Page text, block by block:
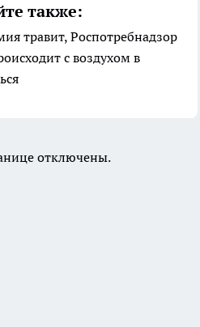
также:
травит, Роспотребнадзор
с воздухом в
отключены.